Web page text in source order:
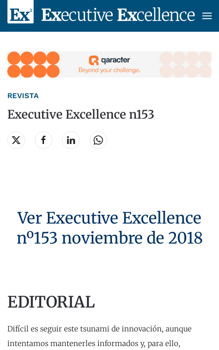
Skip to main content
REVISTA
Executive Excellence n153
Ver Executive Excellence
nº153 noviembre de 2018
EDITORIAL
Difícil es seguir este tsunami de innovación, aunque
intentamos mantenerles informados y, para ello,